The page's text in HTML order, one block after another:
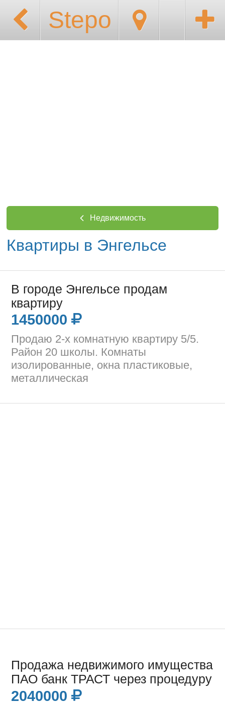
Stepo
Недвижимость
Квартиры в Энгельсе
В городе Энгельсе продам
квартиру
1450000
Продаю 2-х комнатную квартиру 5/5.
Район 20 школы. Комнаты
изолированные, окна пластиковые,
металлическая
Продажа недвижимого имущества
ПАО банк ТРАСТ через процедуру
2040000